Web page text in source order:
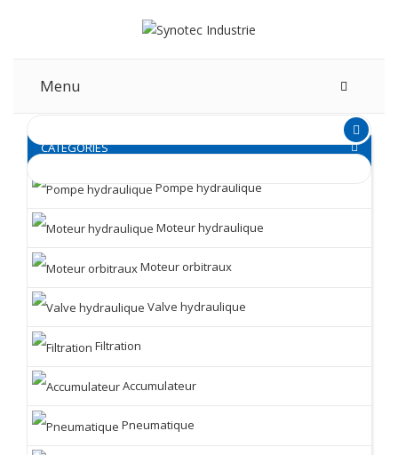
Menu
CATEGORIES
Pompe hydraulique
Moteur hydraulique
Moteur orbitraux
Valve hydraulique
Filtration
Accumulateur
Pneumatique